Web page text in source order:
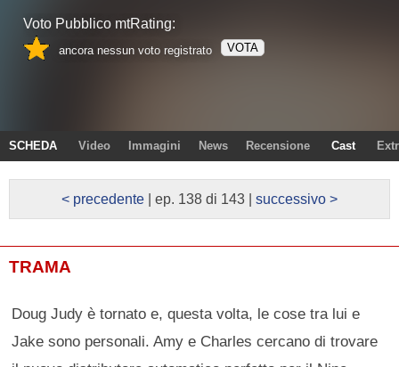
Voto Pubblico mtRating:
ancora nessun voto registrato VOTA
SCHEDA Video Immagini News Recensione Cast
< precedente | ep. 138 di 143 | successivo >
TRAMA
Doug Judy è tornato e, questa volta, le cose tra lui e
Jake sono personali. Amy e Charles cercano di trovare